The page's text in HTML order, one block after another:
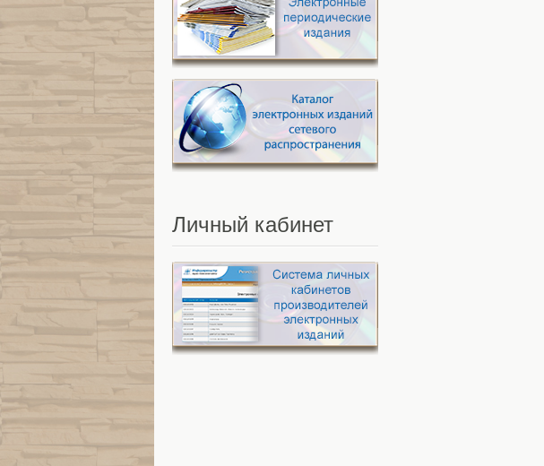
Личный кабинет